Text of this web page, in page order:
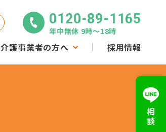
介護事業者の方へ 採用情報
0120-89-1165
年中無休 9時〜18時
相談